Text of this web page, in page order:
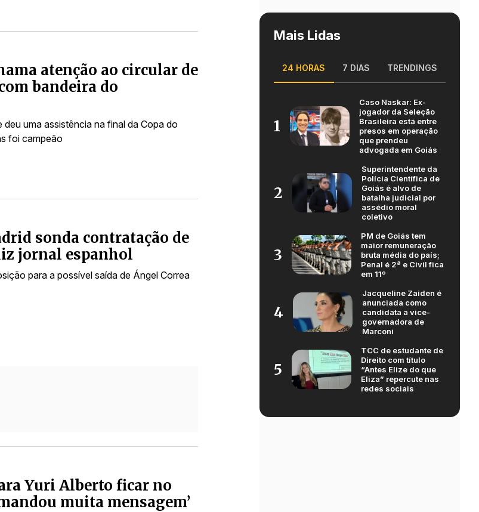
atenção ao circular de
bandeira do
uma assistência na final da Copa do
foi campeão
sonda contratação de
jornal espanhol
para a possível saída de Ángel Correa
Yuri Alberto ficar no
muita mensagem’
Mais Lidas
24 HORAS 7 DIAS TRENDINGS
1
Caso Naskar: Ex-
jogador da Seleção
Brasileira está entre
presos em operação
que prendeu
advogada em Goiás
2
Superintendente da
Polícia Científica de
Goiás é alvo de
batalha judicial por
assédio moral
coletivo
3
PM de Goiás tem
maior remuneração
bruta média do país;
Penal é 2ª e Civil fica
em 11º
4
Jacqueline Zaiden é
anunciada como
candidata a vice-
governadora de
Marconi
5
TCC de estudante de
Direito com título
“Antes Elize do que
Eliza” repercute nas
redes sociais